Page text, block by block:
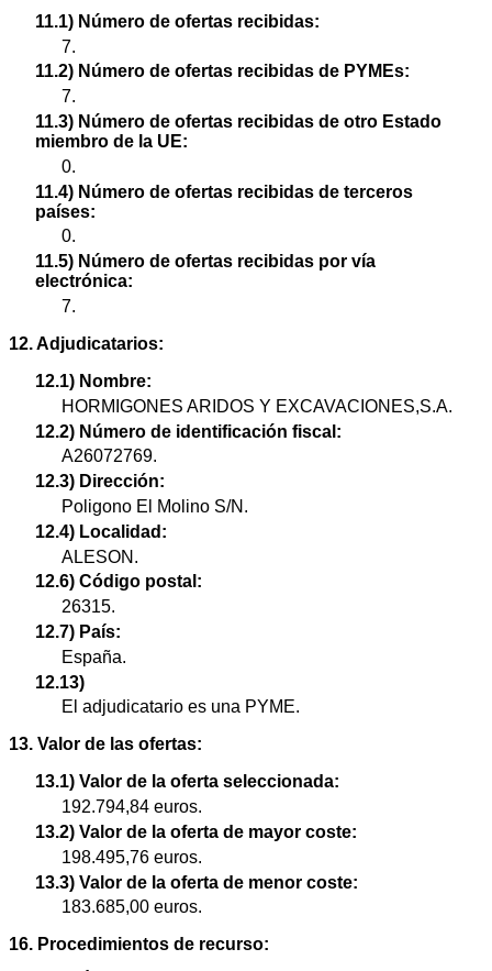
11.1) Número de ofertas recibidas:
7.
11.2) Número de ofertas recibidas de PYMEs:
7.
11.3) Número de ofertas recibidas de otro Estado
miembro de la UE:
0.
11.4) Número de ofertas recibidas de terceros
países:
0.
11.5) Número de ofertas recibidas por vía
electrónica:
7.
12. Adjudicatarios:
12.1) Nombre:
HORMIGONES ARIDOS Y EXCAVACIONES,S.A.
12.2) Número de identificación fiscal:
A26072769.
12.3) Dirección:
Poligono El Molino S/N.
12.4) Localidad:
ALESON.
12.6) Código postal:
26315.
12.7) País:
España.
12.13)
El adjudicatario es una PYME.
13. Valor de las ofertas:
13.1) Valor de la oferta seleccionada:
192.794,84 euros.
13.2) Valor de la oferta de mayor coste:
198.495,76 euros.
13.3) Valor de la oferta de menor coste:
183.685,00 euros.
16. Procedimientos de recurso: